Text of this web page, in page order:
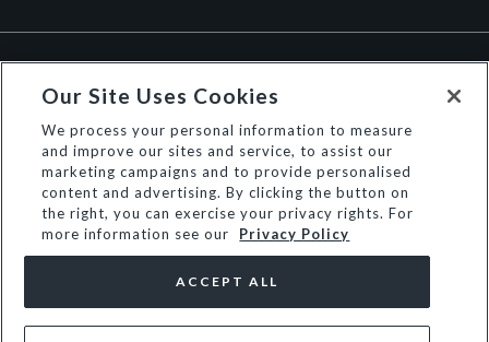
Our Site Uses Cookies
We process your personal information to measure
and improve our sites and service, to assist our
marketing campaigns and to provide personalised
content and advertising. By clicking the button on
the right, you can exercise your privacy rights. For
more information see our
Privacy Policy
ACCEPT ALL